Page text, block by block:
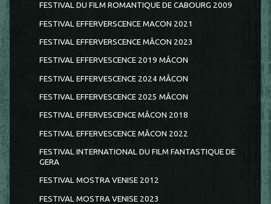
FESTIVAL DU FILM ROMANTIQUE DE CABOURG 2009
FESTIVAL EFFERVERSCENCE MACON 2021
FESTIVAL EFFERVERSCENCE MÂCON 2023
FESTIVAL EFFERVESCENCE 2019 MÂCON
FESTIVAL EFFERVESCENCE 2024 MÂCON
FESTIVAL EFFERVESCENCE 2025 MÂCON
FESTIVAL EFFERVESCENCE MÂCON 2018
FESTIVAL EFFERVESCENCE MÂCON 2022
FESTIVAL INTERNATIONAL DU FILM FANTASTIQUE DE
GERA
FESTIVAL MOSTRA VENISE 2012
FESTIVAL MOSTRA VENISE 2023